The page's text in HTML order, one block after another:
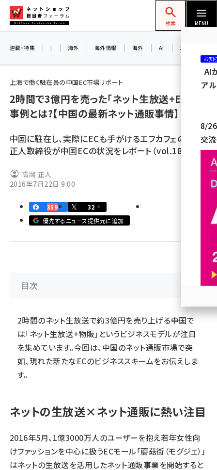
ン
ネットショップ担当者フォーラム
検索 MENU
amazon (2259)
楽天 (1876)
アスクル (1122)
ビィ・フォアード (781)
連載・特集 | 海外 海外情報 海外 AI メタバース
上海で働く駐在員の中国EC市場リポート
2時間で3億円を売った｢ネット生放送+EC｣の
事例とは?【中国の最新ネット通販事情】
中国に駐在し、実際にECも手がけるエフカフェの高岡
正人取締役が中国ECの状況をレポート（vol.18）
高岡 正人
2016年7月22日 9:00
359
32
優先するニュース提供元に追加
目次
2時間のネット生放送で約3億円を売り上げる――中国で
は「ネット生放送+物販」というビジネスモデルが注目
を集めています。今回は、中国のネット通販市場で突
如、現れた新たなECのビジネススキームをお伝えしま
す。
ネットの生放送×ネット通販に熱い注目
2016年5月、1億3000万人のユーザーを抱え若年女性向
けファッションを中心に扱うECモール「蘑菇街（モグジェ）」
はネットの生放送を活用したネット通販事業を開始すると
お知
AI
ア
8/26
交
参